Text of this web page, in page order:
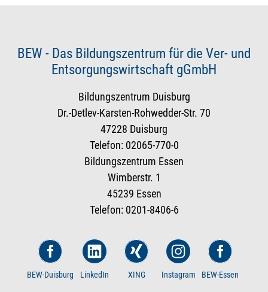
BEW - Das Bildungszentrum für die Ver- und
Entsorgungswirtschaft gGmbH
Bildungszentrum Duisburg
Dr.-Detlev-Karsten-Rohwedder-Str. 70
47228 Duisburg
Telefon: 02065-770-0
Bildungszentrum Essen
Wimberstr. 1
45239 Essen
Telefon: 0201-8406-6
BEW-Duisburg LinkedIn XING Instagram BEW-Essen